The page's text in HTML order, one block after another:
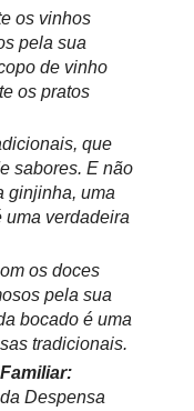
os vinhos
pela sua
de vinho
os pratos
que
sabores. E não
ginjinha, uma
uma verdadeira
os doces
pela sua
bocado é uma
tradicionais.
Despensa